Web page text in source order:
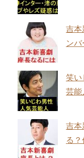
吉本
ン
笑い
芸能
吉本
る